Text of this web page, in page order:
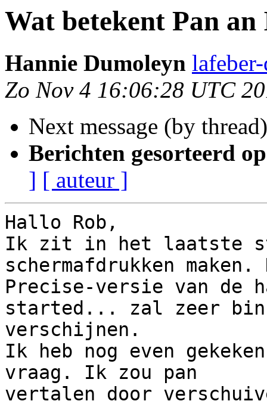
Wat betekent Pan an
Hannie Dumoleyn
Zo Nov 4 16:06:28 UTC
Next message (by
Berichten gesorteerd
] [ auteur ]
Hallo Rob,
Ik zit in het laatste
schermafdrukken
Precise-versie van de
started... zal zeer
verschijnen.
Ik heb nog even
vraag. Ik zou pan
vertalen door